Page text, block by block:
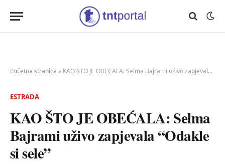
Početna stranica » KAO ŠTO JE OBEĆALA: Selma Bajrami uživo zapjevala “Odakle si sele”
ESTRADA
KAO ŠTO JE OBEĆALA: Selma
Bajrami uživo zapjevala “Odakle
si sele”